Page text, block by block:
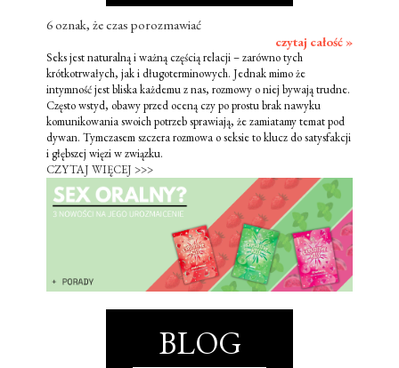
6 oznak, że czas porozmawiać
czytaj całość »
Seks jest naturalną i ważną częścią relacji – zarówno tych
krótkotrwałych, jak i długoterminowych. Jednak mimo że
intymność jest bliska każdemu z nas, rozmowy o niej bywają trudne.
Często wstyd, obawy przed oceną czy po prostu brak nawyku
komunikowania swoich potrzeb sprawiają, że zamiatamy temat pod
dywan. Tymczasem szczera rozmowa o seksie to klucz do satysfakcji
i głębszej więzi w związku.
CZYTAJ WIĘCEJ >>>
BLOG